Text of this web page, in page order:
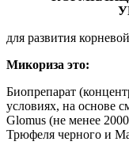
для развития
Микориза это:
Биопрепарат
условиях, на основе
Glomus (не менее
Трюфеля черного и